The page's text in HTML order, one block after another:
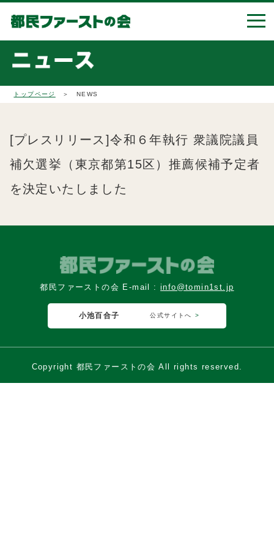
トップページ ＞ NEWS
[プレスリリース]令和６年執行 衆議院議員
補欠選挙（東京都第15区）推薦候補予定者
を決定いたしました
都民ファーストの会 E-mail :info@tomin1st.jp
小池百合子 公式サイトへ
Copyright 都民ファーストの会 All rights reserved.